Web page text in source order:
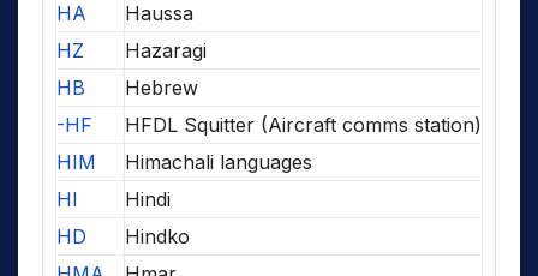
HA
Haussa
HZ
Hazaragi
HB
Hebrew
-HF
HFDL Squitter (Aircraft comms station)
HIM
Himachali languages
HI
Hindi
HD
Hindko